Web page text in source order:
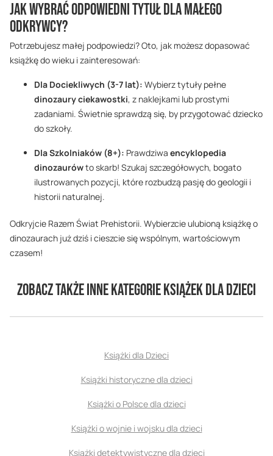
Jak wybrać odpowiedni tytuł dla Małego
Odkrywcy?
Potrzebujesz małej podpowiedzi? Oto, jak możesz dopasować
książkę do wieku i zainteresowań:
Dla Dociekliwych (3-7 lat): Wybierz tytuły pełne
dinozaury ciekawostki, z naklejkami lub prostymi
zadaniami. Świetnie sprawdzą się, by przygotować dziecko
do szkoły.
Dla Szkolniaków (8+): Prawdziwa encyklopedia
dinozaurówto skarb! Szukaj szczegółowych, bogato
ilustrowanych pozycji, które rozbudzą pasję do geologii i
historii naturalnej.
Odkryjcie Razem Świat Prehistorii. Wybierzcie ulubioną książkę o
dinozaurach już dziś i cieszcie się wspólnym, wartościowym
czasem!
Zobacz także inne kategorie książek dla dzieci
Książki dla Dzieci
Książki historyczne dla dzieci
Książki o Polsce dla dzieci
Książki o wojnie i wojsku dla dzieci
Książki detektywistyczne dla dzieci